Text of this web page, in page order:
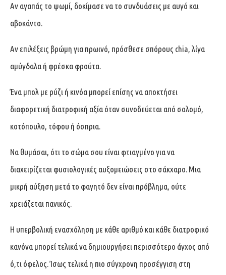
Αν αγαπάς το ψωμί, δοκίμασε να το συνδυάσεις με αυγό και
αβοκάντο.
Αν επιλέξεις βρώμη για πρωινό, πρόσθεσε σπόρους chia, λίγα
αμύγδαλα ή φρέσκα φρούτα.
Ένα μπολ με ρύζι ή κινόα μπορεί επίσης να αποκτήσει
διαφορετική διατροφική αξία όταν συνοδεύεται από σολομό,
κοτόπουλο, τόφου ή όσπρια.
Να θυμάσαι, ότι το σώμα σου είναι φτιαγμένο για να
διαχειρίζεται φυσιολογικές αυξομειώσεις στο σάκχαρο. Μια
μικρή αύξηση μετά το φαγητό δεν είναι πρόβλημα, ούτε
χρειάζεται πανικός.
Η υπερβολική ενασχόληση με κάθε αριθμό και κάθε διατροφικό
κανόνα μπορεί τελικά να δημιουργήσει περισσότερο άγχος από
ό,τι όφελος. Ίσως τελικά η πιο σύγχρονη προσέγγιση στη